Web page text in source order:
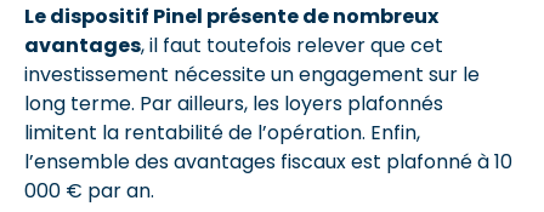
Le dispositif Pinel présente de nombreux
avantages, il faut toutefois relever que cet
investissement nécessite un engagement sur le
long terme. Par ailleurs, les loyers plafonnés
limitent la rentabilité de l’opération. Enfin,
l’ensemble des avantages fiscaux est plafonné à 10
000 € par an.